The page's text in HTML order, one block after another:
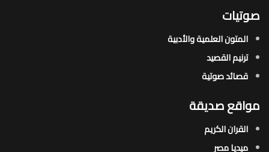
صوتيات
المتون العلمية والأدبية
ترنيم القصيد
قصائد صوتية
مواقع صديقة
القران الكريم
ميديا مصر